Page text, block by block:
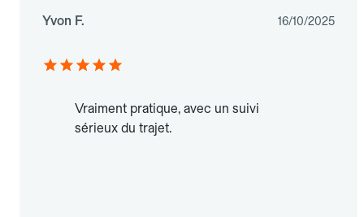
Yvon F. 16/10/2025
Vraiment pratique, avec un suivi
sérieux du trajet.